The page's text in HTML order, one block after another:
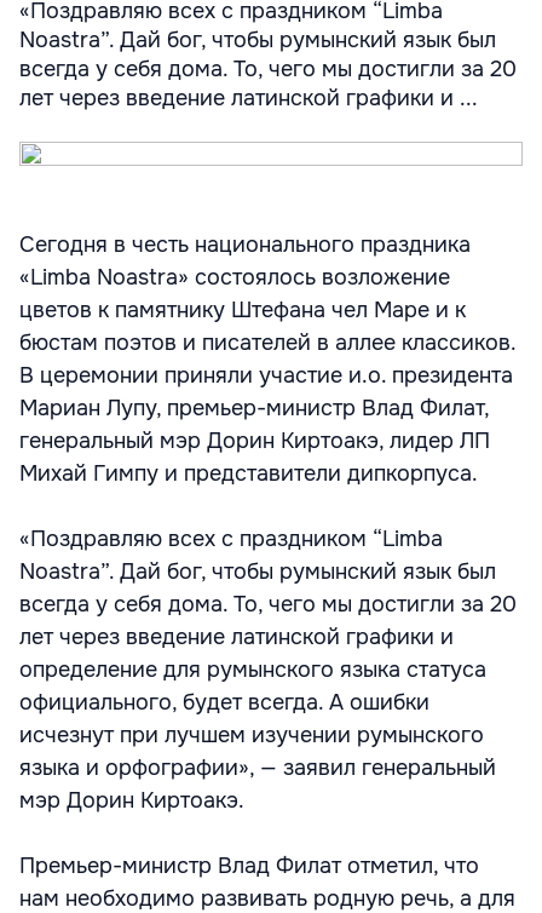
«Поздравляю всех с праздником “Limba
Noastra”. Дай бог, чтобы румынский язык был
всегда у себя дома. То, чего мы достигли за 20
лет через введение латинской графики и ...
Сегодня в честь национального праздника
«Limba Noastra» состоялось возложение
цветов к памятнику Штефана чел Маре и к
бюстам поэтов и писателей в аллее классиков.
В церемонии приняли участие и.о. президента
Мариан Лупу, премьер-министр Влад Филат,
генеральный мэр Дорин Киртоакэ, лидер ЛП
Михай Гимпу и представители дипкорпуса.
«Поздравляю всех с праздником “Limba
Noastra”. Дай бог, чтобы румынский язык был
всегда у себя дома. То, чего мы достигли за 20
лет через введение латинской графики и
определение для румынского языка статуса
официального, будет всегда. А ошибки
исчезнут при лучшем изучении румынского
языка и орфографии», — заявил генеральный
мэр Дорин Киртоакэ.
Премьер-министр Влад Филат отметил, что
нам необходимо развивать родную речь, а для